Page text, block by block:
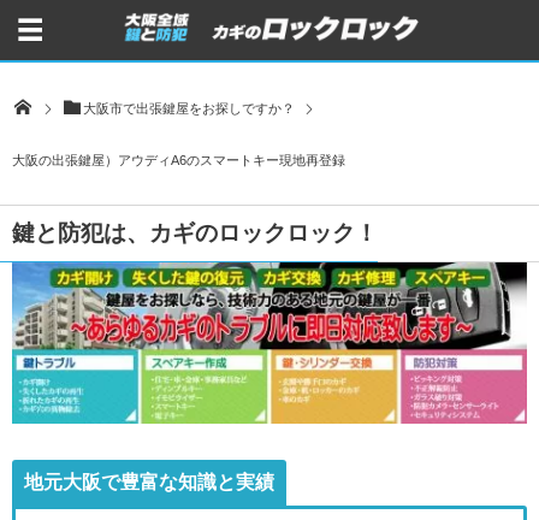
大阪市で出張鍵屋をお探しですか？
大阪の出張鍵屋）アウディA6のスマートキー現地再登録
鍵と防犯は、カギのロックロック！
地元大阪で豊富な知識と実績